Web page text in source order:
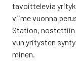
tavoit­te­le­via
vii­me vuon­na
Sta­tion,
vun yri­tys­ten
mi­nen.